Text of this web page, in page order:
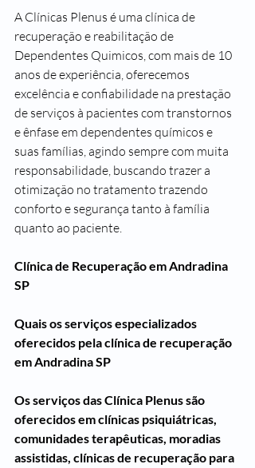
A Clínicas Plenus é uma clínica de
recuperação e reabilitação de
Dependentes Quimicos, com mais de 10
anos de experiência, oferecemos
excelência e confiabilidade na prestação
de serviços à pacientes com transtornos
e ênfase em dependentes químicos e
suas famílias, agindo sempre com muita
responsabilidade, buscando trazer a
otimização no tratamento trazendo
conforto e segurança tanto à família
quanto ao paciente.
Clínica de Recuperação em Andradina
SP
Quais os serviços especializados
oferecidos pela clínica de recuperação
em Andradina SP
Os serviços das Clínica Plenus são
oferecidos em clínicas psiquiátricas,
comunidades terapêuticas, moradias
assistidas, clínicas de recuperação para